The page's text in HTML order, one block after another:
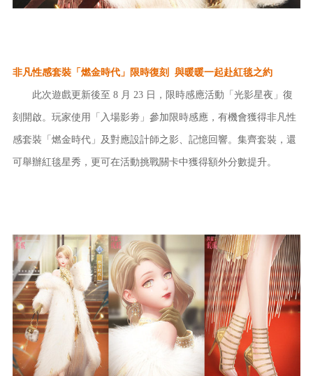
非凡性感套裝「燃金時代」限時復刻 與暖暖一起赴紅毯之約
此次遊戲更新後至 8 月 23 日，限時感應活動「光影星夜」復
刻開啟。玩家使用「入場影劵」參加限時感應，有機會獲得非凡性
感套裝「燃金時代」及對應設計師之影、記憶回響。集齊套裝，還
可舉辦紅毯星秀，更可在活動挑戰關卡中獲得額外分數提升。